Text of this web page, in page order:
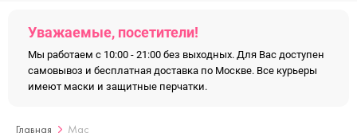
Уважаемые, посетители!
Мы работаем с 10:00 - 21:00 без выходных. Для Вас доступен
самовывоз и бесплатная доставка по Москве. Все курьеры
имеют маски и защитные перчатки.
Главная Mac